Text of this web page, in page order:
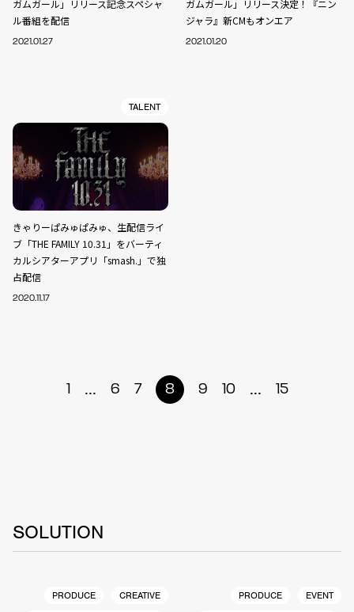
ガムガール」リリース記念スペシャ
ル番組を配信
2021.01.27
ガムガール」リリース決定！『ニン
ジャラ』新CMもオンエア
2021.01.20
TALENT
きゃりーぱみゅぱみゅ、生配信ライ
ブ「THE FAMILY 10.31」をバーティ
カルシアターアプリ「smash.」で独
占配信
2020.11.17
1 ... 6 7 8 9 10 ... 15
SOLUTION
PRODUCE
CREATIVE
PRODUCE
EVENT